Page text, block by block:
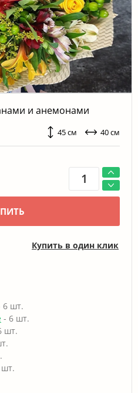
и анемонами
45 см 40 см
Купить в один клик
6 шт.
- 6 шт.
шт.